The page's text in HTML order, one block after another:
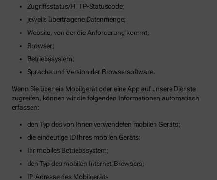
Zugriffsstatus/HTTP-Statuscode;
jeweils übertragene Datenmenge;
Website, von der die Anforderung kommt;
Browser;
Betriebssystem;
Sprache und Version der Browsersoftware.
Wenn Sie über ein Mobilgerät oder eine App auf unsere Dienste
zugreifen, können wir die folgenden Informationen automatisch
erfassen:
den Typ des von Ihnen verwendeten mobilen Geräts;
die eindeutige ID Ihres mobilen Geräts;
Ihr mobiles Betriebssystem;
den Typ des mobilen Internet-Browsers;
IP-Adresse des Mobilgeräts